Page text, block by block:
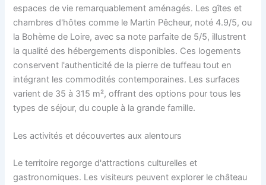
espaces de vie remarquablement aménagés. Les gîtes et
chambres d'hôtes comme le Martin Pêcheur, noté 4.9/5, ou
la Bohème de Loire, avec sa note parfaite de 5/5, illustrent
la qualité des hébergements disponibles. Ces logements
conservent l'authenticité de la pierre de tuffeau tout en
intégrant les commodités contemporaines. Les surfaces
varient de 35 à 315 m², offrant des options pour tous les
types de séjour, du couple à la grande famille.
Les activités et découvertes aux alentours
Le territoire regorge d'attractions culturelles et
gastronomiques. Les visiteurs peuvent explorer le château